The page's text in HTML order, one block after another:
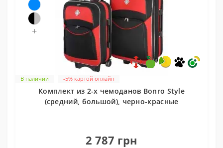
В наличии
+
-5% картой онлайн
Комплект из 2-х чемоданов Bonro Style
(средний, большой), черно-красные
2 787 грн